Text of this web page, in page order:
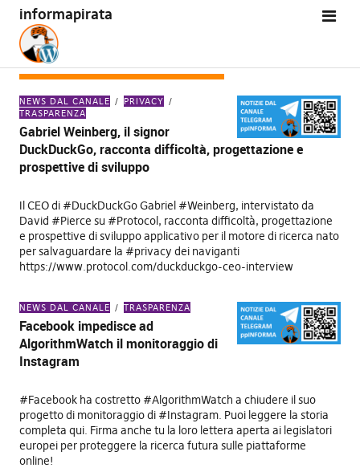
informapirata
CATEGORIA:
NEWS DAL CANALE
PRIVACY
TRASPARENZA
Gabriel Weinberg, il signor
DuckDuckGo, racconta difficoltà, progettazione e
prospettive di sviluppo
Il CEO di #DuckDuckGo Gabriel #Weinberg, intervistato da
David #Pierce su #Protocol, racconta difficoltà, progettazione
e prospettive di sviluppo applicativo per il motore di ricerca nato
per salvaguardare la #privacy dei naviganti
https://www.protocol.com/duckduckgo-ceo-interview
NEWS DAL CANALE TRASPARENZA
Facebook impedisce ad
AlgorithmWatch il monitoraggio di
Instagram
#Facebook ha costretto #AlgorithmWatch a chiudere il suo
progetto di monitoraggio di #Instagram. Puoi leggere la storia
completa qui. Firma anche tu la loro lettera aperta ai legislatori
europei per proteggere la ricerca futura sulle piattaforme
online!